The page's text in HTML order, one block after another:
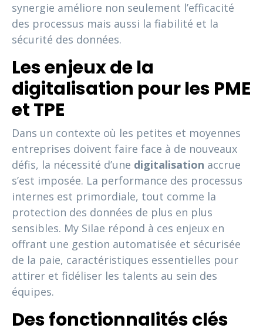
synergie améliore non seulement l’efficacité
des processus mais aussi la fiabilité et la
sécurité des données.
Les enjeux de la
digitalisation pour les PME
et TPE
Dans un contexte où les petites et moyennes
entreprises doivent faire face à de nouveaux
défis, la nécessité d’une digitalisation accrue
s’est imposée. La performance des processus
internes est primordiale, tout comme la
protection des données de plus en plus
sensibles. My Silae répond à ces enjeux en
offrant une gestion automatisée et sécurisée
de la paie, caractéristiques essentielles pour
attirer et fidéliser les talents au sein des
équipes.
Des fonctionnalités clés